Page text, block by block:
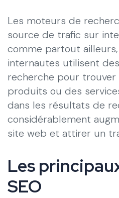
Les moteurs de
source de trafic sur
comme partout
internautes utilisent
recherche pour trouver
produits ou des
dans les résultats de
considérablement
site web et attirer un
Les
SEO